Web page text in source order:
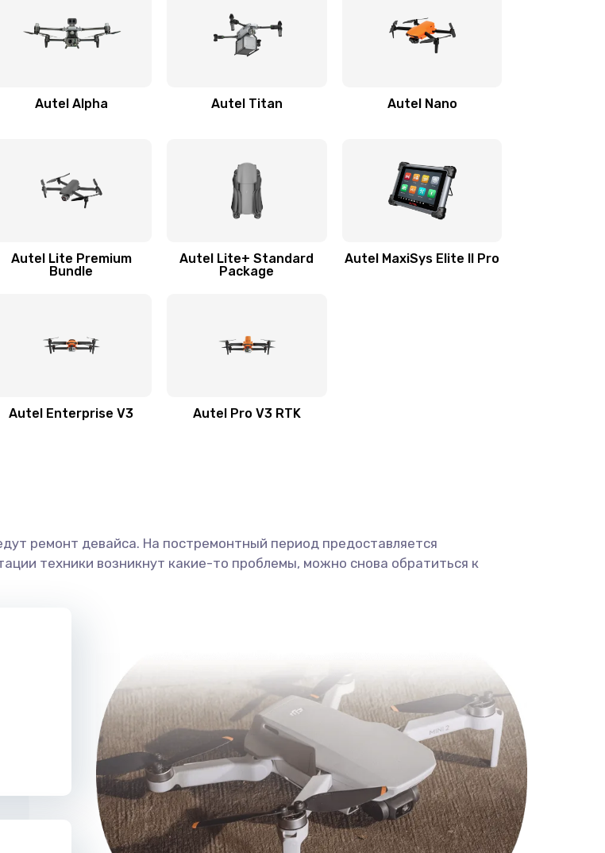
Autel Alpha Autel Titan Autel Nano
Autel Lite Premium
Bundle
Autel Lite+ Standard
Package
Autel MaxiSys Elite II Pro
Autel Enterprise V3 Autel Pro V3 RTK
ремонт девайса. На постремонтный период предоставляется
техники возникнут какие-то проблемы, можно снова обратиться к